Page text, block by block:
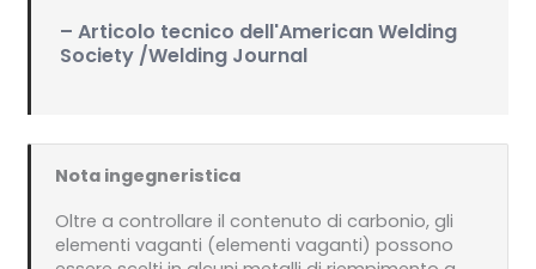
– Articolo tecnico dell'American Welding
Society /Welding Journal
Nota ingegneristica
Oltre a controllare il contenuto di carbonio, gli
elementi vaganti (elementi vaganti) possono